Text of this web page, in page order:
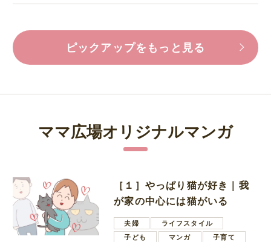
ピックアップをもっと見る
ママ広場オリジナルマンガ
［１］やっぱり猫が好き｜我
が家の中心には猫がいる
夫婦
ライフスタイル
子ども
マンガ
子育て